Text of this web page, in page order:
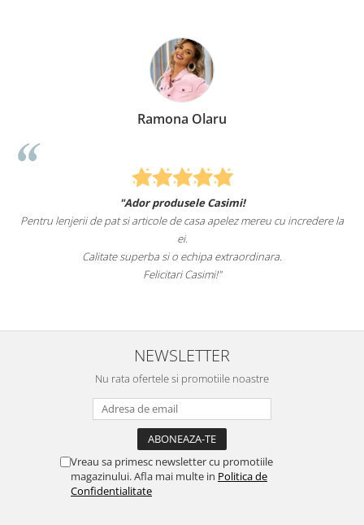
Ramona Olaru
"Ador produsele Casimi!
Pentru lenjerii de pat si articole de casa apelez mereu cu incredere la
ei.
Calitate superba si o echipa extraordinara.
Felicitari Casimi!"
NEWSLETTER
Nu rata ofertele si promotiile noastre
Vreau sa primesc newsletter cu promotiile
magazinului. Afla mai multe in Politica de
Confidentialitate